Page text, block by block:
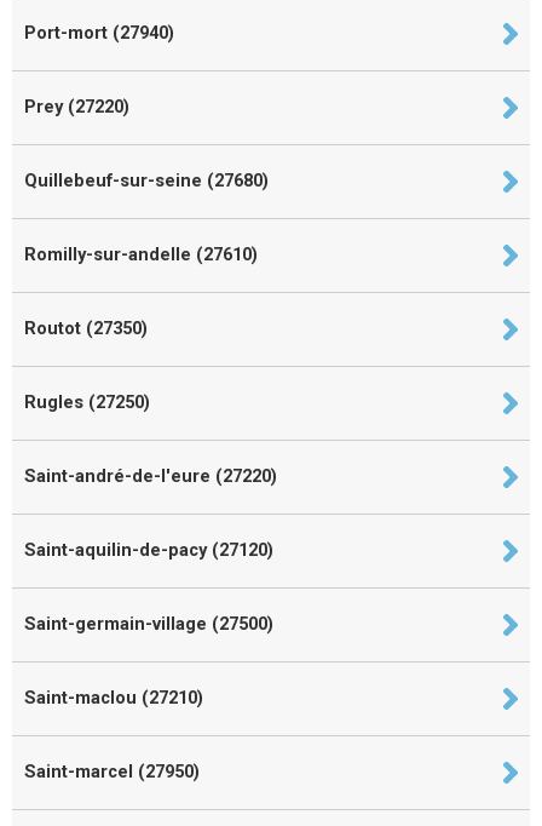
Port-mort (27940)
Prey (27220)
Quillebeuf-sur-seine (27680)
Romilly-sur-andelle (27610)
Routot (27350)
Rugles (27250)
Saint-andré-de-l'eure (27220)
Saint-aquilin-de-pacy (27120)
Saint-germain-village (27500)
Saint-maclou (27210)
Saint-marcel (27950)